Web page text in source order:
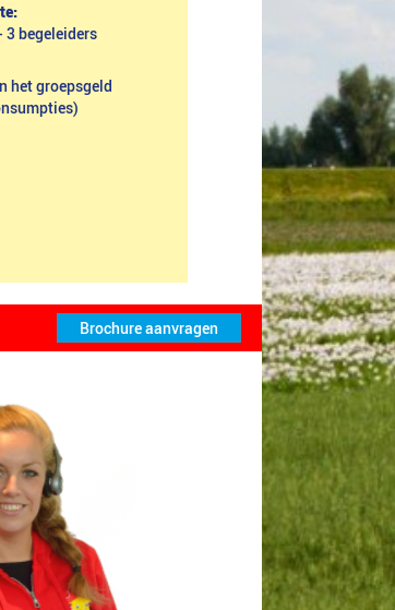
3 begeleiders
het groepsgeld